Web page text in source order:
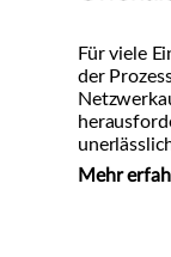
Für viele
der
Mehr